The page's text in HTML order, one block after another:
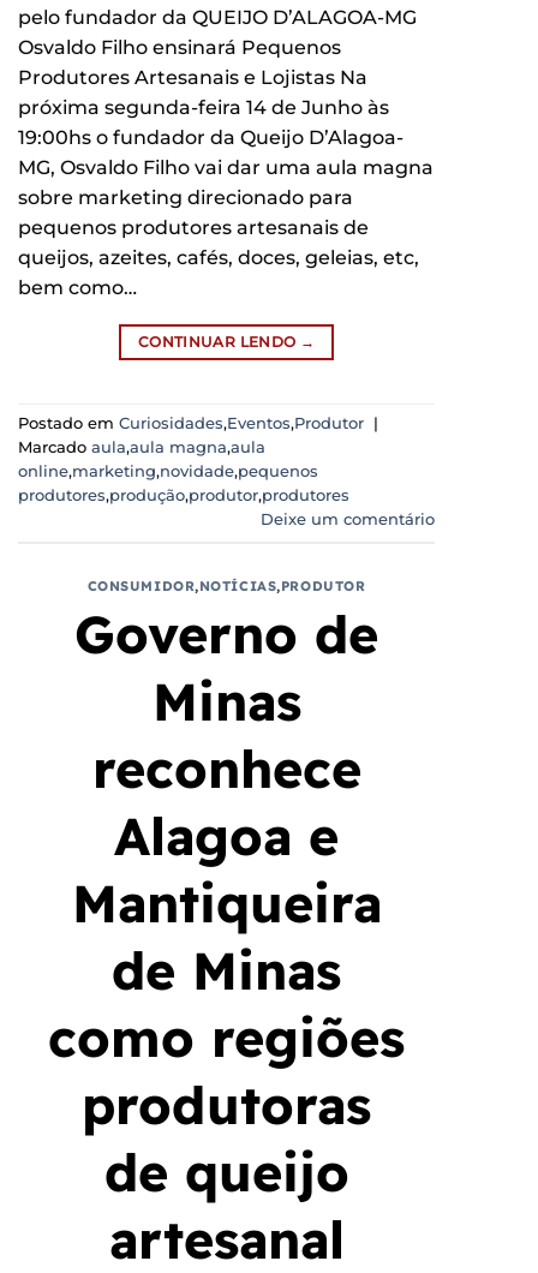
pelo fundador da QUEIJO D’ALAGOA-MG
Osvaldo Filho ensinará Pequenos
Produtores Artesanais e Lojistas Na
próxima segunda-feira 14 de Junho às
19:00hs o fundador da Queijo D’Alagoa-
MG, Osvaldo Filho vai dar uma aula magna
sobre marketing direcionado para
pequenos produtores artesanais de
queijos, azeites, cafés, doces, geleias, etc,
bem como…
CONTINUAR LENDO →
Postado em Curiosidades,Eventos,Produtor |
Marcado aula,aula magna,aula
online,marketing,novidade,pequenos
produtores,produção,produtor,produtores
Deixe um comentário
CONSUMIDOR,NOTÍCIAS,PRODUTOR
Governo de
Minas
reconhece
Alagoa e
Mantiqueira
de Minas
como regiões
produtoras
de queijo
artesanal